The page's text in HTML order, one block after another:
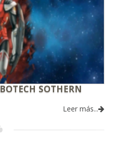
SOTHERN
Leer más...